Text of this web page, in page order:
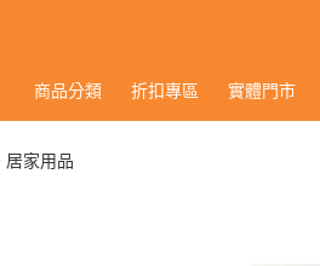
商品分類 折扣專區 實體門市
居家用品